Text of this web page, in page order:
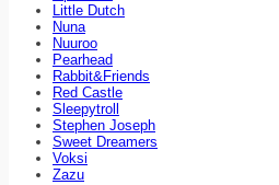
Little Dutch
Nuna
Nuuroo
Pearhead
Rabbit&Friends
Red Castle
Sleepytroll
Stephen Joseph
Sweet Dreamers
Voksi
Zazu